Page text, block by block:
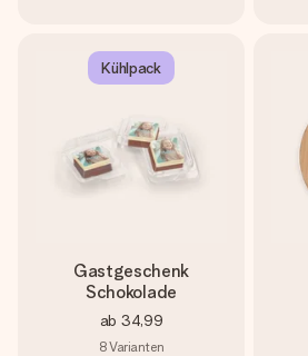
Kühlpack
Gastgeschenk
Schokolade
ab 34,99
8Varianten